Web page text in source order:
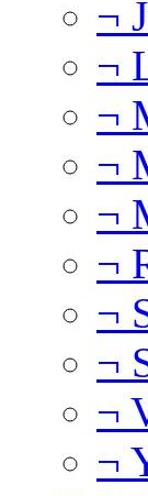
¬
¬
¬
¬
¬
¬
¬
¬
¬
¬